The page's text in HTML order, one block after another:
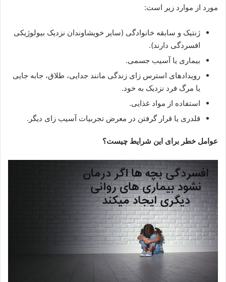
مورد از موارد زیر است:
ژنتیک و سابقه خانوادگی (سایر خویشاوندان نزدیک بیولوژیکی
افسردگی دارند).
بیماری یا آسیب جسمی.
رویدادهای استرس زای زندگی مانند جدایی، طلاق، جابه جایی
یا مرگ فرد نزدیک به خود.
استفاده از مواد غذایی.
قلدری یا قرار گرفتن در معرض تجربیات آسیب زای دیگر.
عوامل خطر برای این شرایط چیست؟